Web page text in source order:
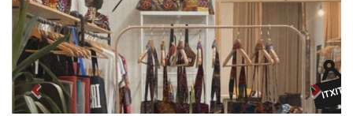
Previous Next